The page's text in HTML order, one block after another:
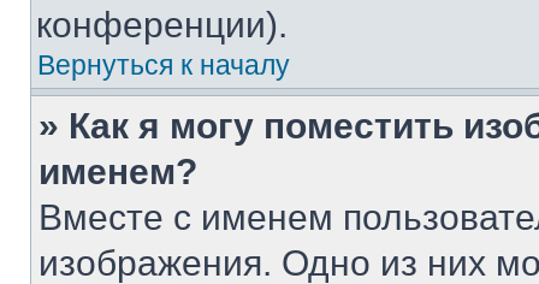
конференции).
Вернуться к началу
» Как я могу поместить
именем?
Вместе с именем
изображения. Одно из них